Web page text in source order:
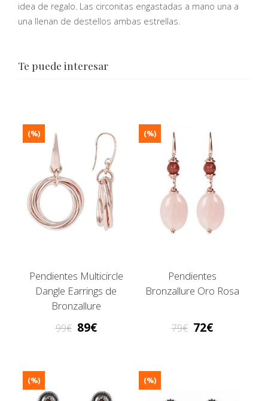
idea de regalo. Las circonitas engastadas a mano una a
una llenan de destellos ambas estrellas.
Te puede interesar
Pendientes Multicircle
Dangle Earrings de
Bronzallure
(%)
99 89
Pendientes
Bronzallure Oro Rosa
(%)
79 72
(%) (%)